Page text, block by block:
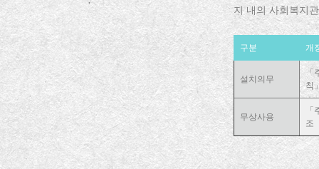
지 내의 사회복지
구분 개
설치의무
「
칙
무상사용
조